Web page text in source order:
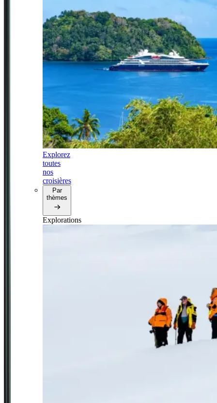
Explorez
toutes
nos
croisières
Par
thèmes
Explorations